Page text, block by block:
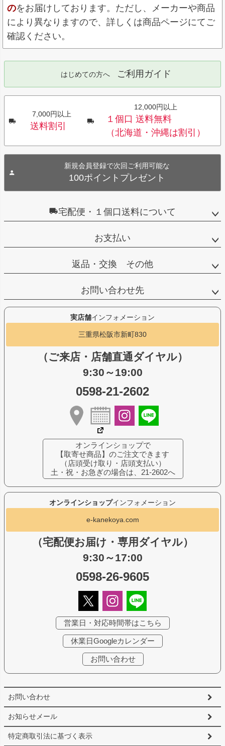
のをお届けしております。ただし、メーカーや商品
により異なりますので、詳しくは商品ページにてご
確認ください。
はじめての方へ ご利用ガイド
7,000円以上
送料割引
12,000円以上
１個口 送料無料
（北海道・沖縄は割引）
新規会員登録で次回ご利用可能な
100ポイントプレゼント
宅配便・１個口送料について
お支払い
返品・交換 その他
お問い合わせ先
お問い合わせ
お知らせメール
特定商取引法に基づく表示
オンラインショップインフォメーション
e-kanekoya.com
（宅配便お届け・専用ダイヤル）
9:30～17:00
0598-26-9605
営業日・対応時間帯はこちら
休業日Googleカレンダー
お問い合わせ
実店舗インフォメーション
三重県松阪市新町830
（ご来店・店舗直通ダイヤル）
9:30～19:00
0598-21-2602
オンラインショップで
【取寄せ商品】のご注文できます
（店頭受け取り・店頭支払い）
土・祝・お急ぎの場合は、21-2602へ